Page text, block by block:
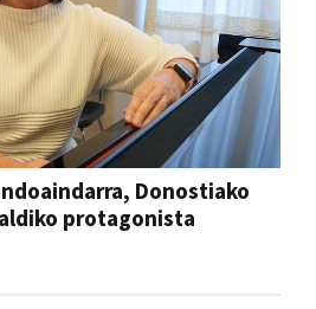
Donostiako
protagonista